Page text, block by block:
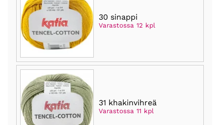
30 sinappi
Varastossa 12 kpl
31 khakinvihreä
Varastossa 11 kpl